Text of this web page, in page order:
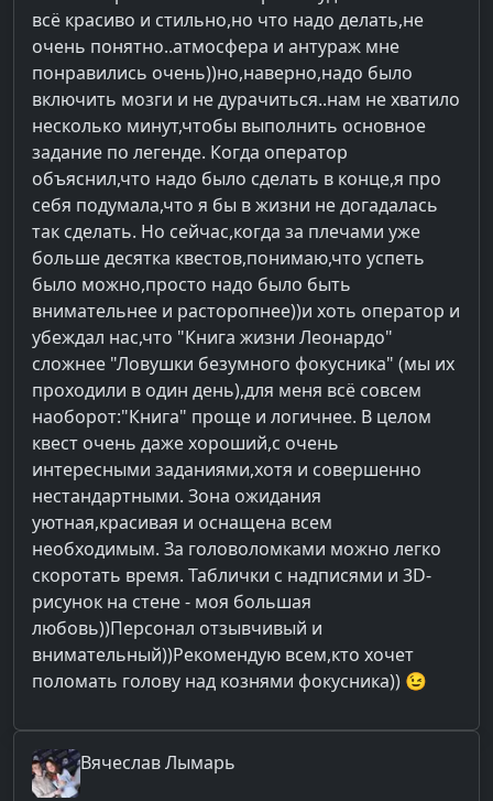
всё красиво и стильно,но что надо делать,не
очень понятно..атмосфера и антураж мне
понравились очень))но,наверно,надо было
включить мозги и не дурачиться..нам не хватило
несколько минут,чтобы выполнить основное
задание по легенде. Когда оператор
объяснил,что надо было сделать в конце,я про
себя подумала,что я бы в жизни не догадалась
так сделать. Но сейчас,когда за плечами уже
больше десятка квестов,понимаю,что успеть
было можно,просто надо было быть
внимательнее и расторопнее))и хоть оператор и
убеждал нас,что "Книга жизни Леонардо"
сложнее "Ловушки безумного фокусника" (мы их
проходили в один день),для меня всё совсем
наоборот:"Книга" проще и логичнее. В целом
квест очень даже хороший,с очень
интересными заданиями,хотя и совершенно
нестандартными. Зона ожидания
уютная,красивая и оснащена всем
необходимым. За головоломками можно легко
скоротать время. Таблички с надписями и 3D-
рисунок на стене - моя большая
любовь))Персонал отзывчивый и
внимательный))Рекомендую всем,кто хочет
поломать голову над кознями фокусника)) 😉
ВячеславЛымарь